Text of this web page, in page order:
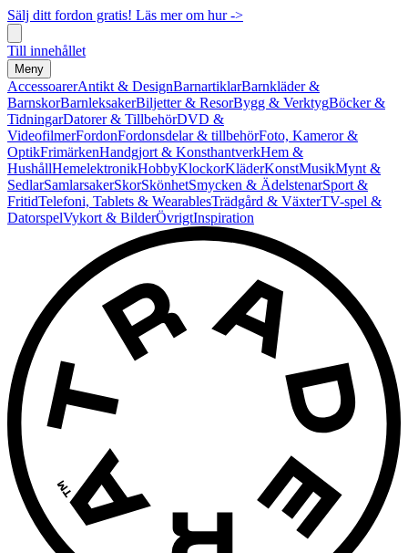
Sälj ditt fordon gratis! Läs mer om hur ->
Till innehållet
Meny
AccessoarerAntikt & DesignBarnartiklarBarnkläder &
BarnskorBarnleksakerBiljetter & ResorBygg & VerktygBöcker &
TidningarDatorer & TillbehörDVD &
VideofilmerFordonFordonsdelar & tillbehörFoto, Kameror &
OptikFrimärkenHandgjort & KonsthantverkHem &
HushållHemelektronikHobbyKlockorKläderKonstMusikMynt &
SedlarSamlarsakerSkorSkönhetSmycken & ÄdelstenarSport &
FritidTelefoni, Tablets & WearablesTrädgård & VäxterTV-spel &
DatorspelVykort & BilderÖvrigtInspiration